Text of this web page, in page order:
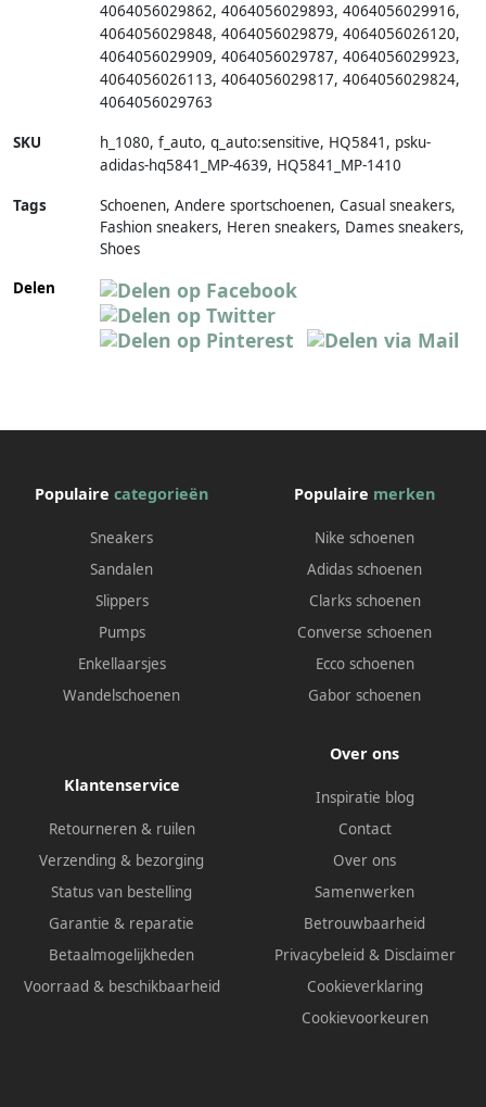
4064056029862, 4064056029893, 4064056029916,
4064056029848, 4064056029879, 4064056026120,
4064056029909, 4064056029787, 4064056029923,
4064056026113, 4064056029817, 4064056029824,
4064056029763
SKU h_1080, f_auto, q_auto:sensitive, HQ5841 , psku-
adidas-hq5841_MP-4639, HQ5841_MP-1410
Tags
Schoenen, Andere sportschoenen, Casual sneakers,
Fashion sneakers, Heren sneakers, Dames sneakers,
Shoes
Delen
Populaire categorieën
Sneakers
Sandalen
Slippers
Pumps
Enkellaarsjes
Wandelschoenen
Populaire merken
Nike schoenen
Adidas schoenen
Clarks schoenen
Converse schoenen
Ecco schoenen
Gabor schoenen
Klantenservice
Retourneren & ruilen
Verzending & bezorging
Status van bestelling
Garantie & reparatie
Betaalmogelijkheden
Voorraad & beschikbaarheid
Over ons
Inspiratie blog
Contact
Over ons
Samenwerken
Betrouwbaarheid
Privacybeleid & Disclaimer
Cookieverklaring
Cookievoorkeuren